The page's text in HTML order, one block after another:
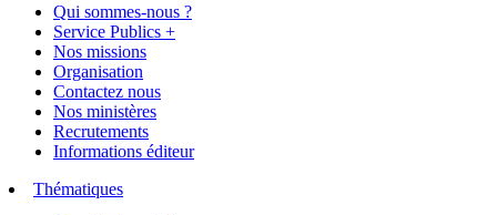
Qui sommes-nous ?
Service Publics +
Nos missions
Organisation
Contactez nous
Nos ministères
Recrutements
Informations éditeur
Thématiques